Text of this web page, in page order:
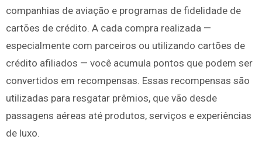
companhias de aviação e programas de fidelidade de
cartões de crédito. A cada compra realizada —
especialmente com parceiros ou utilizando cartões de
crédito afiliados — você acumula pontos que podem ser
convertidos em recompensas. Essas recompensas são
utilizadas para resgatar prêmios, que vão desde
passagens aéreas até produtos, serviços e experiências
de luxo.